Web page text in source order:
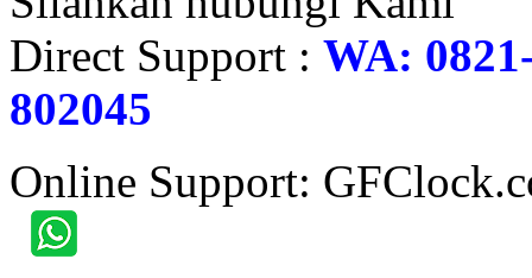
Direct Support : WA:
802045
Online Support: